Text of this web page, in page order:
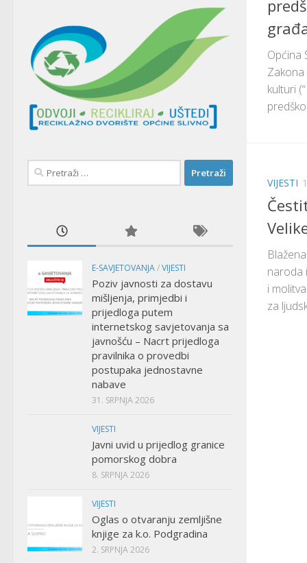
Općina
kulturi
VIJESTI
naroda
i
za
Pretraži:
E-SAVJETOVANJA/VIJESTI
Poziv javnosti za dostavu
mišljenja, primjedbi i
prijedloga putem
internetskog savjetovanja sa
javnošću – Nacrt prijedloga
pravilnika o provedbi
postupaka jednostavne
nabave
31. SRPNJA 2026
VIJESTI
Javni uvid u prijedlog granice
pomorskog dobra
8. SRPNJA 2026
VIJESTI
Oglas o otvaranju zemljišne
knjige za k.o. Podgradina
2. SRPNJA 2026